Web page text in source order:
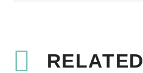
RELATED